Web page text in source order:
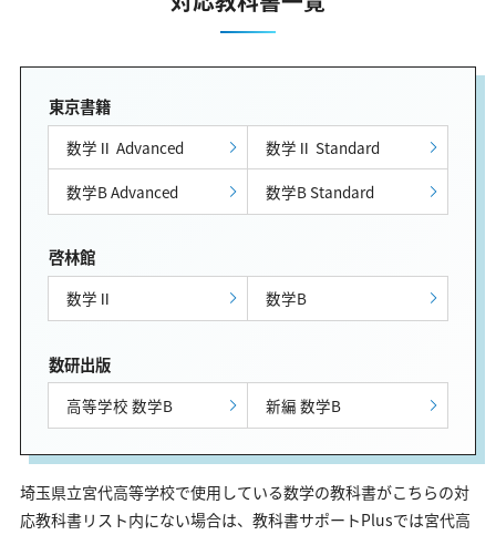
東京書籍
数学Ⅱ Advanced
数学Ⅱ Standard
数学B Advanced
数学B Standard
啓林館
数学Ⅱ 数学B
数研出版
高等学校 数学B 新編 数学B
埼玉県立宮代高等学校で使用している数学の教科書がこちらの対
応教科書リスト内にない場合は、教科書サポートPlusでは宮代高